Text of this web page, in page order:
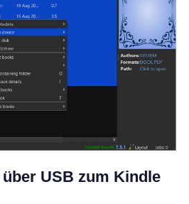
über USB zum Kindle